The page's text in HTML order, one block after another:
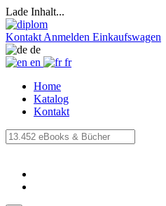
Lade Inhalt...
Kontakt Anmelden Einkaufswagen
de
en
fr
Home
Katalog
Kontakt